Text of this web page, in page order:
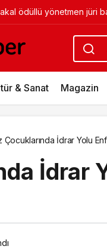
Büyük Dönüşüm
& Sanat Magazin
Çocuklarında İdrar Yolu
İdrar
olun